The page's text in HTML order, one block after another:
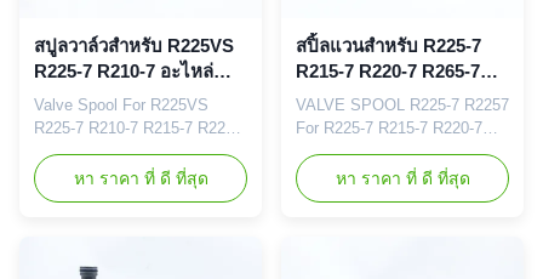
สปูลวาล์วสําหรับ R225VS
R225-7 R210-7 อะไหล่
เครื่องขุด
Valve Spool For R225VS
R225-7 R210-7 R215-7 R220-7
R305-7 Excavator Spare
Parts Brand
NIBEWILL/Neutral or as
Construction vehicle,
หา ราคา ที่ ดี ที่สุด
สปิ้ลแวนสําหรับ R225-7
R215-7 R220-7 R265-7
R305-7
VALVE SPOOL R225-7 R2257
For R225-7 R215-7 R220-7
R265-7 R305-7 Brand
NIBEWILL/Neutral or as
required Prodact Name
หา ราคา ที่ ดี ที่สุด